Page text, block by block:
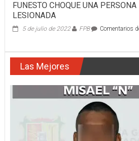
FUNESTO CHOQUE UNA
LESIONADA
5 de julio de 2022 FPB Comentarios
Las Mejores